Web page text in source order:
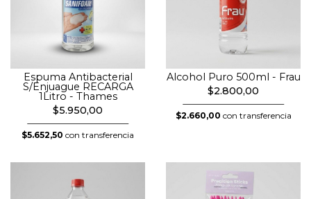
Espuma Antibacterial
S/Enjuague RECARGA
1Litro - Thames
$5.950,00
$5.652,50 con transferencia
Alcohol Puro 500ml - Frau
$2.800,00
$2.660,00 con transferencia